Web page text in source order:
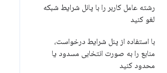
رشته عامل کاربر را با پانل شرایط شبکه
لغو کنید
با استفاده از پنل شرایط درخواست،
منابع را به صورت انتخابی مسدود یا
محدود کنید